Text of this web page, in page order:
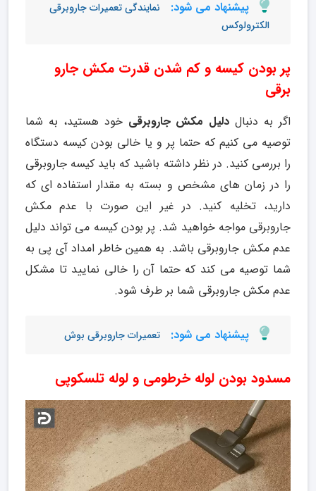
پیشنهاد می شود:
نمایندگی تعمیرات جاروبرقی
الکترولوکس
پر بودن کیسه و کم شدن قدرت مکش جارو
برقی
اگر به دنبالدلیل مکش جاروبرقی خود هستید، به شما
توصیه می کنیم که حتما پر و یا خالی بودن کیسه دستگاه
را بررسی کنید. در نظر داشته باشید که باید کیسه جاروبرقی
را در زمان های مشخص و بسته به مقدار استفاده ای که
دارید، تخلیه کنید. در غیر این صورت با عدم مکش
جاروبرقی مواجه خواهید شد. پر بودن کیسه می تواند دلیل
عدم مکش جاروبرقی باشد. به همین خاطر امداد آی پی به
شما توصیه می کند که حتما آن را خالی نمایید تا مشکل
عدم مکش جاروبرقی شما بر طرف شود.
پیشنهاد می شود: تعمیرات جاروبرقی بوش
مسدود بودن لوله خرطومی و لوله تلسکوپی